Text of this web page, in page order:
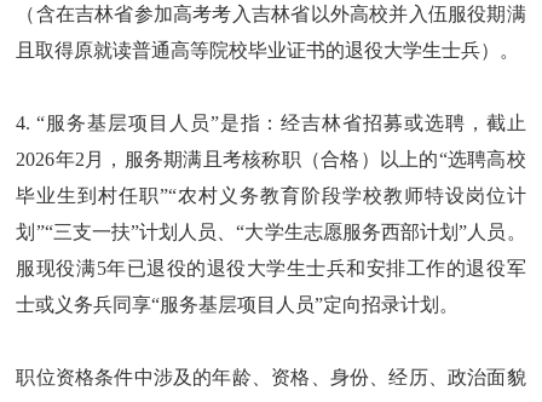
（含在吉林省参加高考考入吉林省以外高校并入伍服役期满
且取得原就读普通高等院校毕业证书的退役大学生士兵）。
4. “服务基层项目人员”是指：经吉林省招募或选聘，截止
2026年2月，服务期满且考核称职（合格）以上的“选聘高校
毕业生到村任职”“农村义务教育阶段学校教师特设岗位计
划”“三支一扶”计划人员、“大学生志愿服务西部计划”人员。
服现役满5年已退役的退役大学生士兵和安排工作的退役军
士或义务兵同享“服务基层项目人员”定向招录计划。
职位资格条件中涉及的年龄、资格、身份、经历、政治面貌